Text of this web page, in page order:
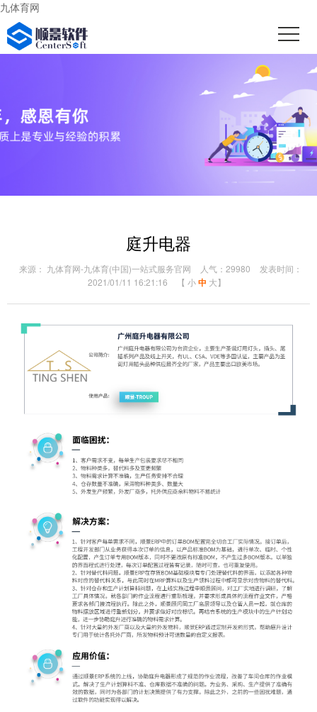
九体育网
庭升电器
来源： 九体育网-九体育(中国)一站式服务官网 人气：29980
发表时间：
2021/01/11 16:21:16
【 小中 大】